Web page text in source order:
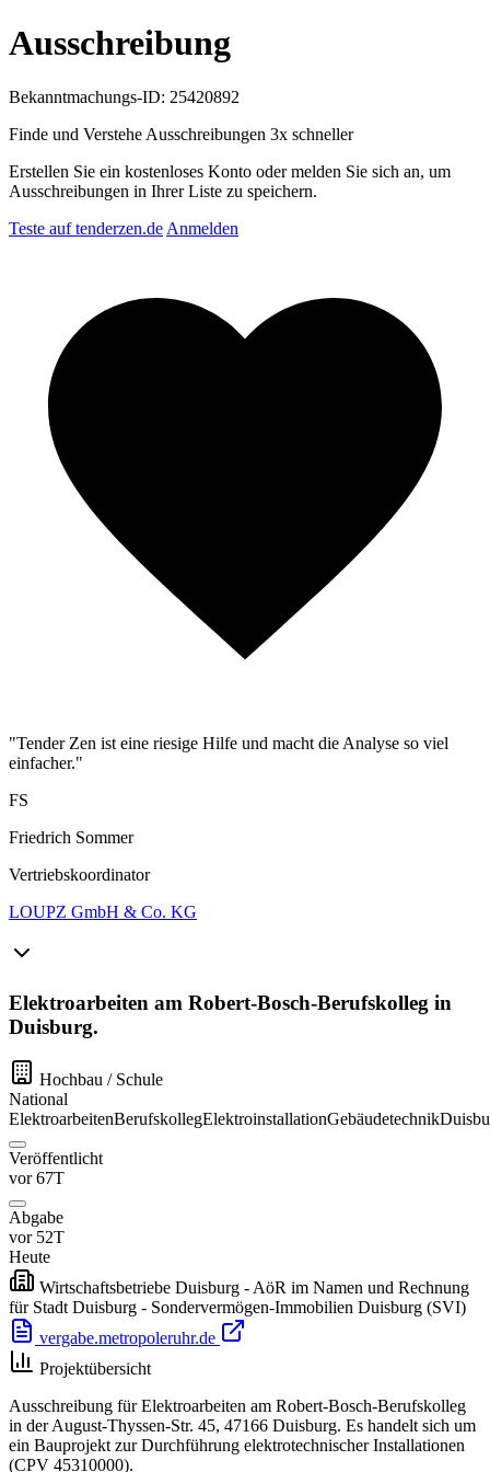
Ausschreibung
Bekanntmachungs-ID: 25420892
Finde und Verstehe Ausschreibungen 3x schneller
Erstellen Sie ein kostenloses Konto oder melden Sie sich an, um
Ausschreibungen in Ihrer Liste zu speichern.
Teste auf tenderzen.de Anmelden
"Tender Zen ist eine riesige Hilfe und macht die Analyse so viel
einfacher."
FS
Friedrich Sommer
Vertriebskoordinator
LOUPZ GmbH & Co. KG
Elektroarbeiten am Robert-Bosch-Berufskolleg in
Duisburg.
Hochbau / Schule
National
ElektroarbeitenBerufskollegElektroinstallationGebäudetechnik
Veröffentlicht
vor 67T
Abgabe
vor 52T
Heute
Wirtschaftsbetriebe Duisburg - AöR im Namen und Rechnung
für Stadt Duisburg - Sondervermögen-Immobilien Duisburg (SVI)
vergabe.metropoleruhr.de
Projektübersicht
Ausschreibung für Elektroarbeiten am Robert-Bosch-Berufskolleg
in der August-Thyssen-Str. 45, 47166 Duisburg. Es handelt sich um
ein Bauprojekt zur Durchführung elektrotechnischer Installationen
(CPV 45310000).